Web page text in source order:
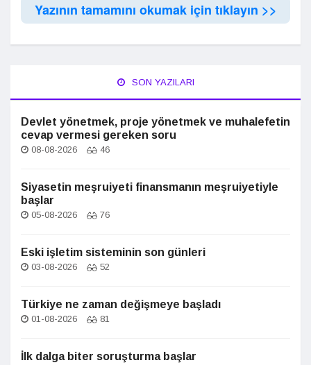
Yazının tamamını okumak için tıklayın >>
SON YAZILARI
Devlet yönetmek, proje yönetmek ve muhalefetin
cevap vermesi gereken soru
08-08-2026 46
Siyasetin meşruiyeti finansmanın meşruiyetiyle
başlar
05-08-2026 76
Eski işletim sisteminin son günleri
03-08-2026 52
Türkiye ne zaman değişmeye başladı
01-08-2026 81
İlk dalga biter soruşturma başlar